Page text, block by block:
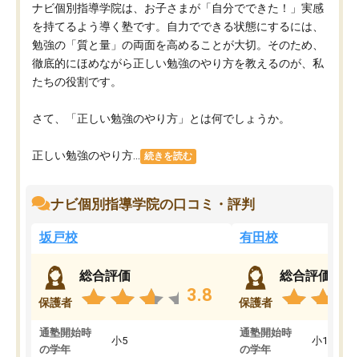
ナビ個別指導学院は、お子さまが「自分でできた！」実感
を持てるよう導く塾です。自力でできる状態にするには、
勉強の「質と量」の両面を高めることが大切。そのため、
徹底的にほめながら正しい勉強のやり方を教えるのが、私
たちの役割です。
さて、「正しい勉強のやり方」とは何でしょうか。
正しい勉強のやり方... 続きを読む
ナビ個別指導学院の口コミ・評判
坂戸校
保護者
総合評価
3.8
通塾開始時
の学年
小5
有田校
保護者
総合評価
通塾開始時
の学年
小1